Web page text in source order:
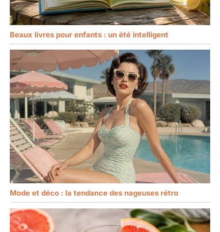
Beaux livres pour enfants : un été intelligent
Mode et déco : la tendance des nageuses rétro